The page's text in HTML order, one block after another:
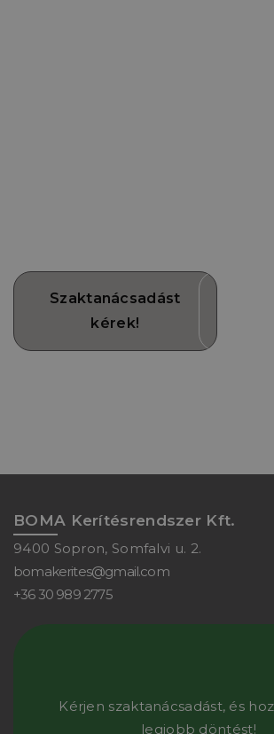
Szaktanácsadást
kérek!
BOMA Kerítésrendszer Kft.
9400 Sopron, Somfalvi u. 2.
bomakerites@gmail.com
+36 30 989 2775
Kérjen szaktanácsadást, és
legjobb döntést!